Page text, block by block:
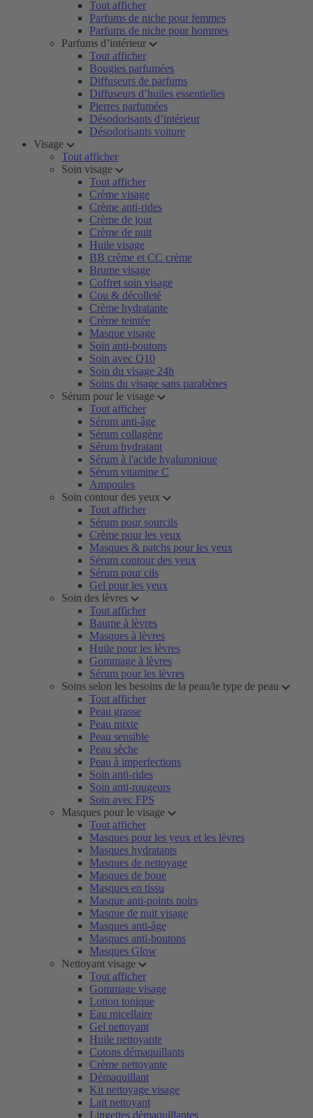
Tout afficher
Parfums de niche pour femmes
Parfums de niche pour hommes
Parfums d’intérieur
Tout afficher
Bougies parfumées
Diffuseurs de parfums
Diffuseurs d’huiles essentielles
Pierres parfumées
Désodorisants d’intérieur
Désodorisants voiture
Visage
Tout afficher
Soin visage
Tout afficher
Crème visage
Crème anti-rides
Crème de jour
Crème de nuit
Huile visage
BB crème et CC crème
Brume visage
Coffret soin visage
Cou & décolleté
Crème hydratante
Crème teintée
Masque visage
Soin anti-boutons
Soin avec Q10
Soin du visage 24h
Soins du visage sans parabènes
Sérum pour le visage
Tout afficher
Sérum anti-âge
Sérum collagène
Sérum hydratant
Sérum à l'acide hyaluronique
Sérum vitamine C
Ampoules
Soin contour des yeux
Tout afficher
Sérum pour sourcils
Crème pour les yeux
Masques & patchs pour les yeux
Sérum contour des yeux
Sérum pour cils
Gel pour les yeux
Soin des lèvres
Tout afficher
Baume à lèvres
Masques à lèvres
Huile pour les lèvres
Gommage à lèvres
Sérum pour les lèvres
Soins selon les besoins de la peau/le type de peau
Tout afficher
Peau grasse
Peau mixte
Peau sensible
Peau sèche
Peau à imperfections
Soin anti-rides
Soin anti-rougeurs
Soin avec FPS
Masques pour le visage
Tout afficher
Masques pour les yeux et les lèvres
Masques hydratants
Masques de nettoyage
Masques de boue
Masques en tissu
Masque anti-points noirs
Masque de nuit visage
Masques anti-âge
Masques anti-boutons
Masques Glow
Nettoyant visage
Tout afficher
Gommage visage
Lotion tonique
Eau micellaire
Gel nettoyant
Huile nettoyante
Cotons démaquillants
Crème nettoyante
Démaquillant
Kit nettoyage visage
Lait nettoyant
Lingettes démaquillantes